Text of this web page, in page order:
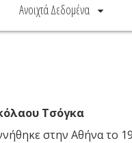
Ανοιχτά Δεδομένα
Τσόγκα
στην Αθήνα το